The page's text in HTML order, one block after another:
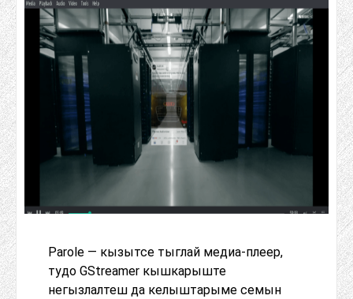
Parole — кызытсе тыглай медиа-плеер,
тудо GStreamer кышкарыште
негызлалтеш да келыштарыме семын